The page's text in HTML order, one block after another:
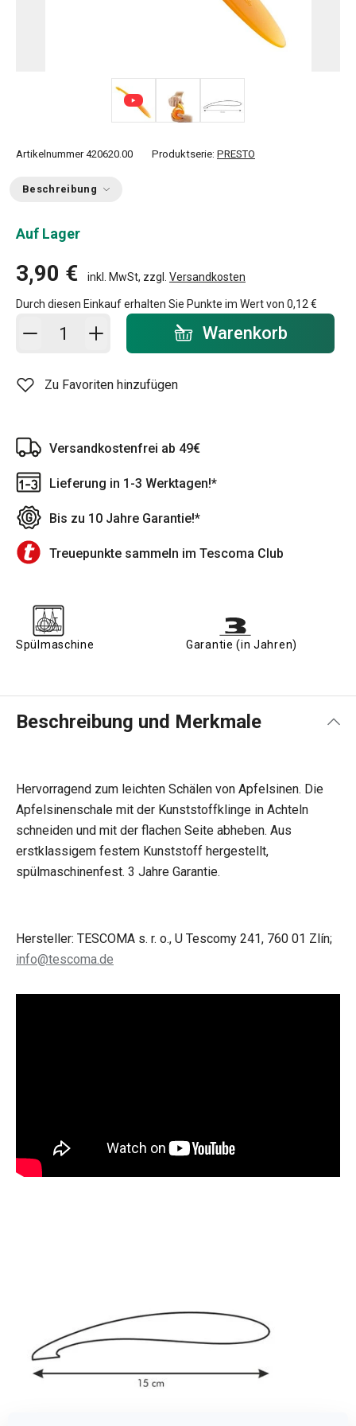
Artikelnummer 420620.00 Produktserie: PRESTO
Beschreibung
Auf Lager
3,90 € inkl. MwSt, zzgl. Versandkosten
Durch diesen Einkauf erhalten Sie Punkte im Wert von 0,12 €
In den Warenkorb - Menge Warenkorb
Zu Favoriten hinzufügen
Versandkostenfrei ab 49€
Lieferung in 1-3 Werktagen!*
Bis zu 10 Jahre Garantie!*
Treuepunkte sammeln im Tescoma Club
Spülmaschine Garantie (in Jahren)
Beschreibung und Merkmale
Hervorragend zum leichten Schälen von Apfelsinen. Die
Apfelsinenschale mit der Kunststoffklinge in Achteln
schneiden und mit der flachen Seite abheben. Aus
erstklassigem festem Kunststoff hergestellt,
spülmaschinenfest. 3 Jahre Garantie.
Hersteller: TESCOMA s. r. o., U Tescomy 241, 760 01 Zlín;
info@tescoma.de